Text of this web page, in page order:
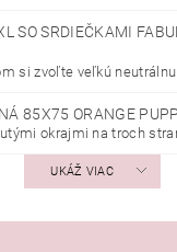
SO SRDIEČKAMI
si zvoľte veľkú
85X75 ORANGE
okrajmi na troch
UKÁŽ VIAC